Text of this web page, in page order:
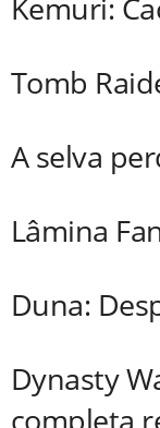
Tomb
A selva
Lâmina
Duna:
Dynasty
completa